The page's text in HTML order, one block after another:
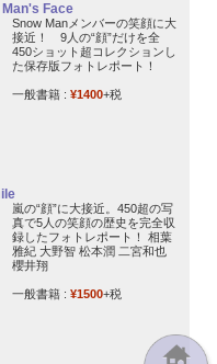
Face
Snow Manメンバーの笑顔に大
接近！ 9人の“顔”だけを全
450ショット超コレクションし
た保存版フォトレポート！
一般書籍 : ¥1400+税
嵐の“顔”に大接近。450超の写
真で5人の笑顔の歴史を完全収
録したフォトレポート！ 相葉
雅紀 大野智 松本潤 二宮和也
櫻井翔
一般書籍 : ¥1500+税